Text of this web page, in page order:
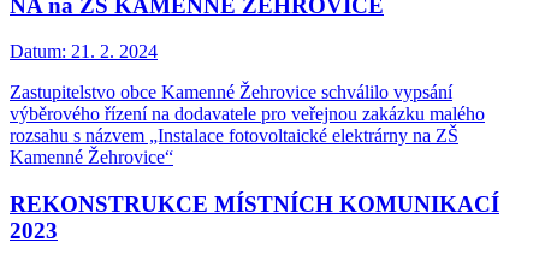
Datum: 21. 2. 2024
Zastupitelstvo obce Kamenné Žehrovice schválilo vypsání
výběrového řízení na dodavatele pro veřejnou zakázku malého
rozsahu s názvem „Instalace fotovoltaické elektrárny na ZŠ
Kamenné Žehrovice“
REKONSTRUKCE MÍSTNÍCH KOMUNIKACÍ
2023